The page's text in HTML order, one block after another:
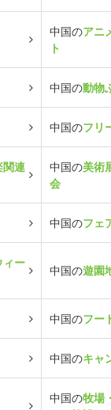
中国のアニ
ト
中国の動物
中国のフリ
関連
中国の美術
会
中国のフェ
ィー
中国の遊園
中国のフー
中国のキャ
中国の牧場